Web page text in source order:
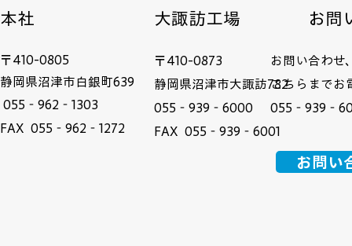
本社
〒410-0805
静岡県沼津市白銀町639
055‐962‐1303
FAX 055‐962‐1272
​大諏訪工場
​〒410-0873
静岡県沼津市大諏訪782
055‐939‐6000
FAX 055‐939‐6001
お問
お問い合わせ
こちらまでお
お問い